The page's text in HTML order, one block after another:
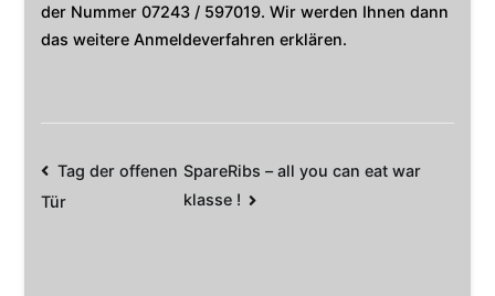
der Nummer 07243 / 597019. Wir werden Ihnen dann
das weitere Anmeldeverfahren erklären.
Beitrags-
Tag der offenen
Tür
SpareRibs – all you can eat war
klasse !